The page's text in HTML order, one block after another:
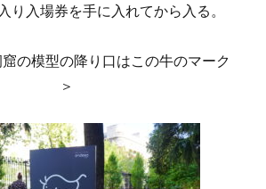
り入場券を手に入れてから入る。
の模型の降り口はこの牛のマーク
＞